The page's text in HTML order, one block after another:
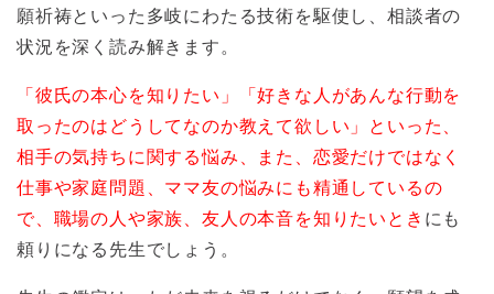
願祈祷といった多岐にわたる技術を駆使し、相談者の
状況を深く読み解きます。
「彼氏の本心を知りたい」「好きな人があんな行動を
取ったのはどうしてなのか教えて欲しい」といった、
相手の気持ちに関する悩み、また、恋愛だけではなく
仕事や家庭問題、ママ友の悩みにも精通しているの
で、職場の人や家族、友人の本音を知りたいとき にも
頼りになる先生でしょう。